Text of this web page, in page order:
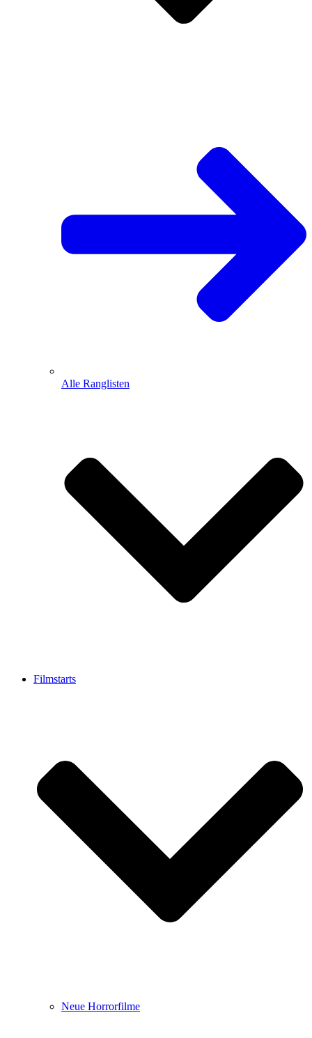
Alle Ranglisten
Filmstarts
Neue Horrorfilme